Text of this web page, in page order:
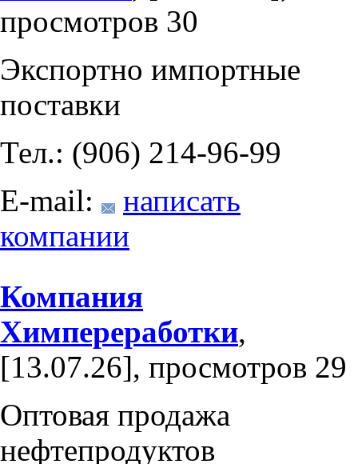
просмотров 30
Экспортно импортные
поставки
Тел.: (906) 214-96-99
E-mail:
написать
компании
Компания
Химпереработки,
[13.07.26], просмотров 29
Оптовая продажа
нефтепродуктов